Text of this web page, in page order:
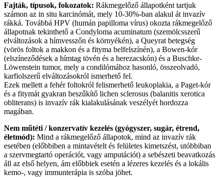
Fajták, típusok, fokozatok: Rákmegelőző állapotként tartjuk
számon az in situ karcinómát, mely 10-30%-ban alakul át invazív
rákká. Továbbá HPV (humán papilloma vírus) okozta rákmegelőző
állapotnak tekinthető a Condyloma acuminatum (szemölcsszerű
elváltozások a hímvesszőn és környékén), a Queyrat betegség
(vörös foltok a makkon és a fityma belfelszínén), a Bowen-kór
(elszíneződések a hímtag tövén és a herezacskón) és a Buschke-
Löwenstein tumor, mely a condilómához hasonló, összeolvadó,
karfiolszerű elváltozásokról ismerhető fel.
Ezek mellett a fehér foltokról felismerhető leukoplakia, a Paget-kór
és a fitymát gyakran beszűkítő lichen sclerosus (balanitis xerotica
obliterans) is invazív rák kialakulásának veszélyét hordozza
magában.
Nem műtéti / konzervatív kezelés (gyógyszer, sugár, étrend,
életmód): Mind a rákmegelőző állapotok, mind az invazív rák
esetében (előbbiben a mintavételt és felületes kimetszést, utóbbiban
a szervmegtartó operációt, vagy amputációt) a sebészeti beavatkozás
áll az első helyen, ám előbbiek esetén a lézeres kezelés és a lokális
kemo-, vagy immunterápia is szóba jöhet.